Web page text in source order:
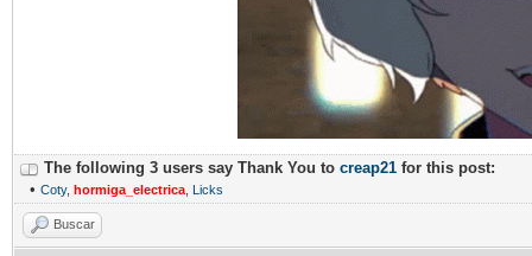
The following 3 users say Thank You to creap21 for this post:
• Coty, hormiga_electrica Licks
Buscar